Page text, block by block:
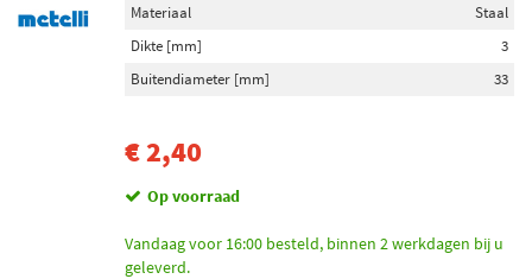
Materiaal
Staal
Dikte [mm]
3
Buitendiameter [mm]
33
€ 2,40
Op voorraad
Vandaag voor 16:00 besteld, binnen 2 werkdagen bij u
geleverd.